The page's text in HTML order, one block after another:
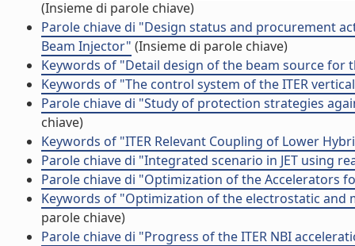
(Insieme di parole chiave)
Parole chiave di "Design status and procurement
Beam Injector" (Insieme di parole chiave)
Keywords of "Detail design of the beam source for
Keywords of "The control system of the ITER
Parole chiave di "Study of protection strategies
chiave)
Keywords of "ITER Relevant Coupling of Lower
Parole chiave di "Integrated scenario in JET using
Parole chiave di "Optimization of the Accelerators
Keywords of "Optimization of the electrostatic
parole chiave)
Parole chiave di "Progress of the ITER NBI